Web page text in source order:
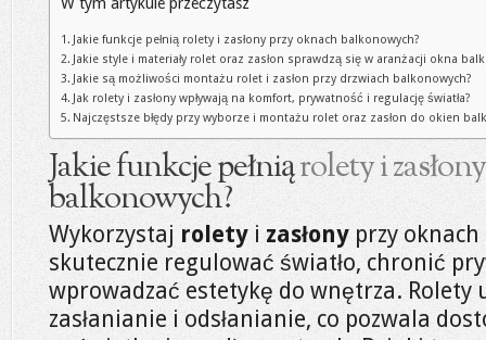
Jakie funkcje pełnią rolety i zasłony przy oknach balkonowych?
Jakie style i materiały rolet oraz zasłon sprawdzą się w aranżacji okna
Jakie są możliwości montażu rolet i zasłon przy drzwiach balkonowych?
Jak rolety i zasłony wpływają na komfort, prywatność i regulację światła?
Najczęstsze błędy przy wyborze i montażu rolet oraz zasłon do okien
Jakie funkcje pełniąrolety i zasłony
balkonowych?
Wykorzystaj rolety i zasłony przy
skutecznie regulować światło, chronić
wprowadzać estetykę do wnętrza. Rolety
zasłanianie i odsłanianie, co pozwala